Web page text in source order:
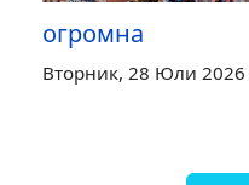
огромна
Вторник, 28 Юли 2026